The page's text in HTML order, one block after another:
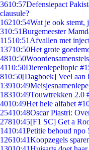
3610:57Defensiepact
clausule?
16210:54Wat je ook
310:51Burgemeester
11510:51 Afvallen met
13710:50Het grote
4810:50
4110:50Dierenlepeltopic
810:50[Dagboek] Veel aan
13910:49
18310:49Touwtrekken 2.0
4010:49Het hele alfabet
25410:48Oscar Piastri:
27810:45[F1 SC] Get a
1410:41Petitie behoud npo
12610:41Koopzegels